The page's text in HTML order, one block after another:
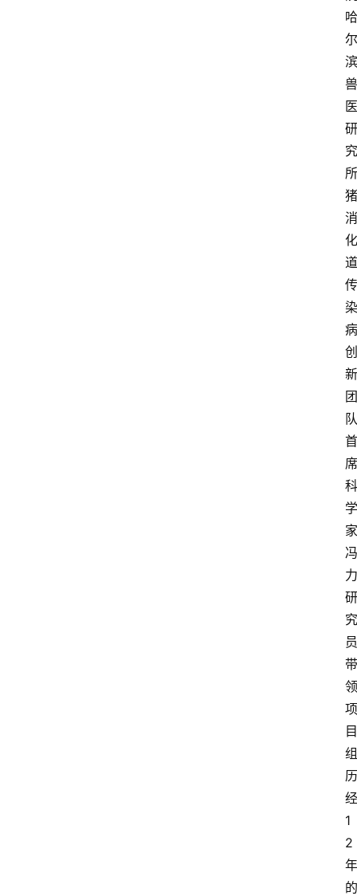
哈
尔
滨
兽
医
研
究
所
猪
消
化
道
传
染
病
创
新
团
队
首
席
科
学
家
冯
力
研
究
员
带
领
项
目
组
历
经
1
2
年
的